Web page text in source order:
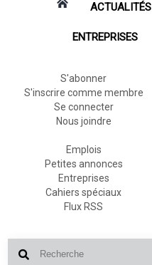
ACTUALITÉS
ENTREPRISES
S'abonner
S'inscrire comme membre
Se connecter
Nous joindre
Emplois
Petites annonces
Entreprises
Cahiers spéciaux
Flux RSS